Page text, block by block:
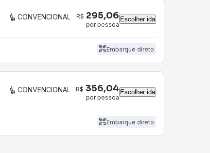
CONVENCIONAL R$ 295,06
por pessoa
Escolher ida
Embarque direto
CONVENCIONAL R$ 356,04
por pessoa
Escolher ida
Embarque direto